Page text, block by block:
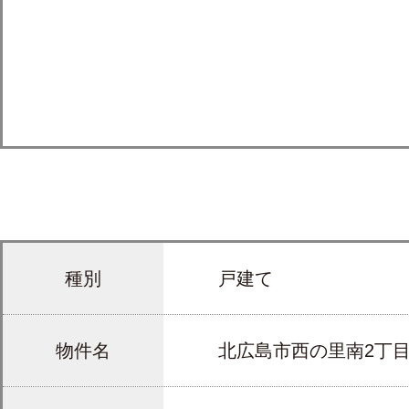
種別 戸建て
物件名 北広島市西の里南2丁